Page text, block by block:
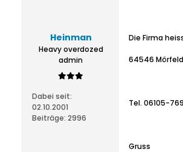
Heinman
Heavy overdozed
admin
Dabei seit:
02.10.2001
Beiträge: 2996
Die Firma
64546
Tel. 06105-
Gruss